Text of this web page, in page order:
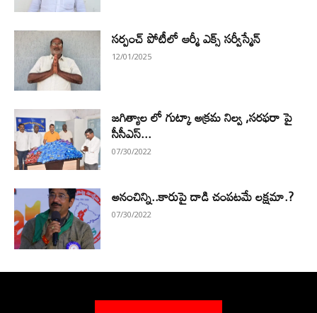
సర్పంచ్ పోటీలో ఆర్మీ ఎక్స్ సర్వీస్మేన్
12/01/2025
జగిత్యాల లో గుట్కా అక్రమ నిల్వ ,సరఫరా పై
సీసీఎస్...
07/30/2022
అనంచిన్ని..కారుపై దాడి చంపటమే లక్షమా.?
07/30/2022